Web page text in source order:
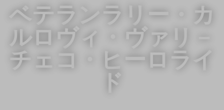
ベテランラリー・カ
ルロヴィ・ヴァリ－
チェコ・ヒーロライ
ド